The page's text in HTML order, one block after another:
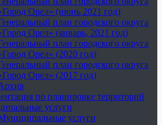
Орел» (июнь 2021 год)
план городского округа
Орел» (январь, 2021 год)
план городского округа
Орел» (2020 год)
план городского округа
Орел» (2017 год)
по планировке территорий
услуги
услуги